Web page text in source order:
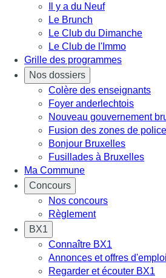
Il y a du Neuf
Le Brunch
Le Club du Dimanche
Le Club de l'Immo
Grille des programmes
Nos dossiers
Colère des enseignants
Foyer anderlechtois
Nouveau gouvernement
Fusion des zones de police
Bonjour Bruxelles
Fusillades à Bruxelles
Ma Commune
Concours
Nos concours
Règlement
BX1
Connaître BX1
Annonces et offres d'emploi
Regarder et écouter BX1